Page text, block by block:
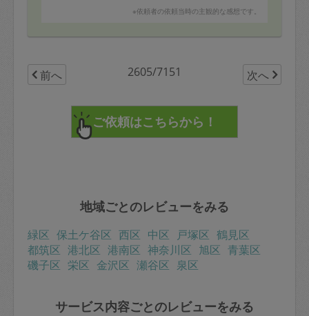
※依頼者の依頼当時の主観的な感想です。
前へ 2605/7151 次へ
地域ごとのレビューをみる
緑区 保土ケ谷区 西区 中区 戸塚区 鶴見区
都筑区 港北区 港南区 神奈川区 旭区 青葉区
磯子区 栄区 金沢区 瀬谷区 泉区
サービス内容ごとのレビューをみる